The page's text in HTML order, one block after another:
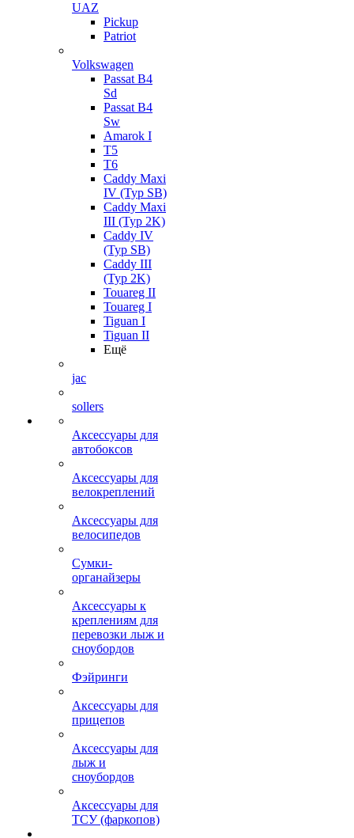
UAZ
Pickup
Patriot
Volkswagen
Passat B4
Sd
Passat B4
Sw
Amarok I
T5
T6
Caddy Maxi
IV (Typ SB)
Caddy Maxi
III (Typ 2K)
Caddy IV
(Typ SB)
Caddy III
(Typ 2K)
Touareg II
Touareg I
Tiguan I
Tiguan II
Ещё
jac
sollers
Аксессуары для
автобоксов
Аксессуары для
велокреплений
Аксессуары для
велосипедов
Сумки-
органайзеры
Аксессуары к
креплениям для
перевозки лыж и
сноубордов
Фэйринги
Аксессуары для
прицепов
Аксессуары для
лыж и
сноубордов
Аксессуары для
ТСУ (фаркопов)